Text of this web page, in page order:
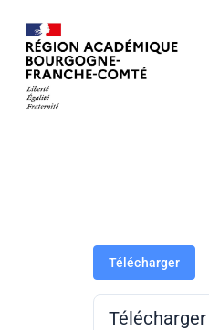
Télécharger
Télécharger